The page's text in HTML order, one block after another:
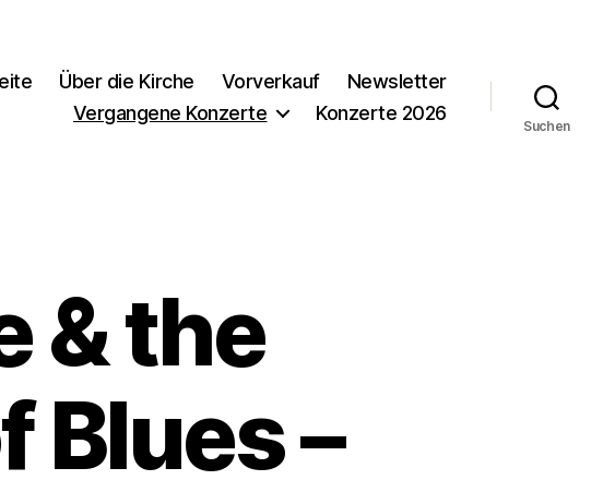
Über die Kirche Vorverkauf
Newsletter
Vergangene Konzerte
Konzerte 2026
Suchen
& the
Blues –